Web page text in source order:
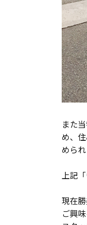
また
め、
めら
上記
現在
ご興